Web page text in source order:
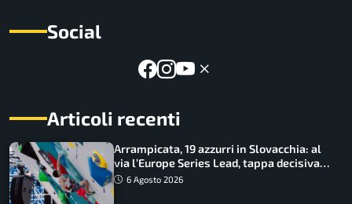
Social
Articoli recenti
Arrampicata, 19 azzurri in Slovacchia: al
via l’Europe Series Lead, tappa decisiva
per la Speed
6 Agosto 2026